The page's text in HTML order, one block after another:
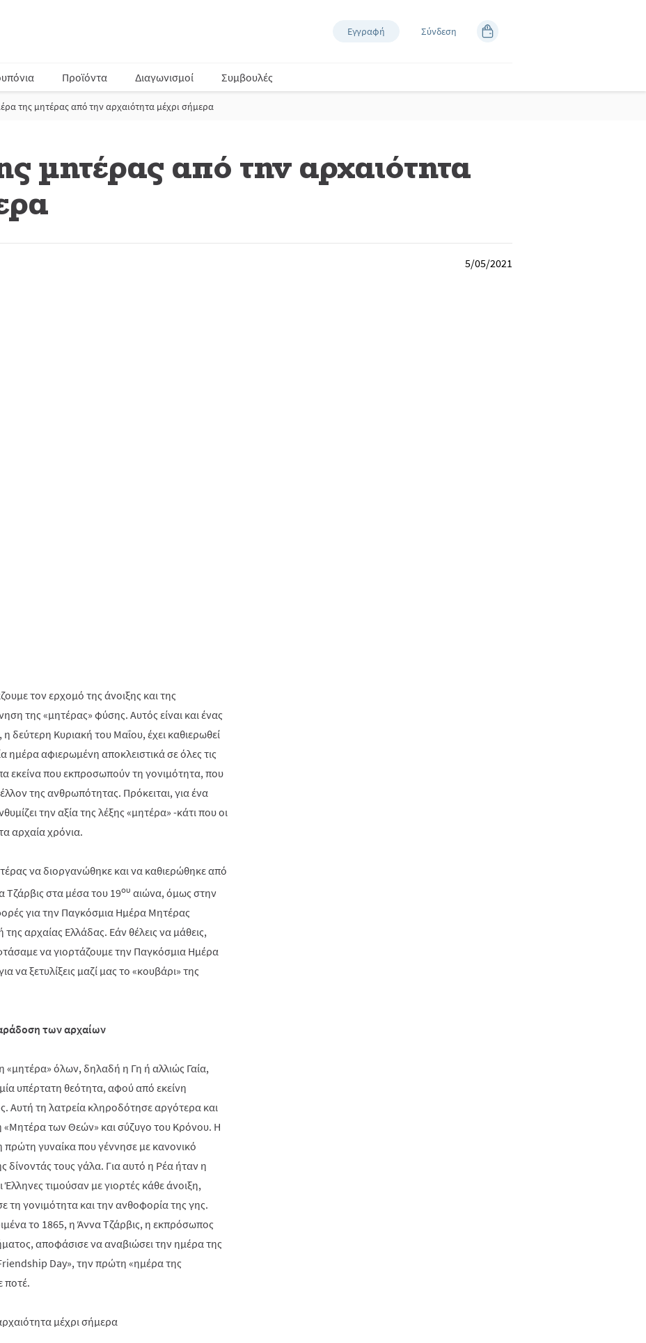
Εγγραφή Σύνδεση
Προϊόντα Διαγωνισμοί Συμβουλές
της μητέρας από την αρχαιότητα μέχρι σήμερα
μητέρας από την αρχαιότητα
5/05/2021
τον ερχομό της άνοιξης και της
της «μητέρας» φύσης. Αυτός είναι και ένας
δεύτερη Κυριακή του Μαΐου, έχει καθιερωθεί
ημέρα αφιερωμένη αποκλειστικά σε όλες τις
εκείνα που εκπροσωπούν τη γονιμότητα, που
της ανθρωπότητας. Πρόκειται, για ένα
την αξία της λέξης «μητέρα» -κάτι που οι
αρχαία χρόνια.
να διοργανώθηκε και να καθιερώθηκε από
Τζάρβις στα μέσα του 19ου αιώνα, όμως στην
για την Παγκόσμια Ημέρα Μητέρας
αρχαίας Ελλάδας. Εάν θέλεις να μάθεις,
να γιορτάζουμε την Παγκόσμια Ημέρα
να ξετυλίξεις μαζί μας το «κουβάρι» της
των αρχαίων
όλων, δηλαδή η Γη ή αλλιώς Γαία,
υπέρτατη θεότητα, αφού από εκείνη
Αυτή τη λατρεία κληροδότησε αργότερα και
των Θεών» και σύζυγο του Κρόνου. Η
πρώτη γυναίκα που γέννησε με κανονικό
δίνοντάς τους γάλα. Για αυτό η Ρέα ήταν η
τιμούσαν με γιορτές κάθε άνοιξη,
τη γονιμότητα και την ανθοφορία της γης.
το 1865, η Άννα Τζάρβις, η εκπρόσωπος
αποφάσισε να αναβιώσει την ημέρα της
Day», την πρώτη «ημέρα της
ποτέ.